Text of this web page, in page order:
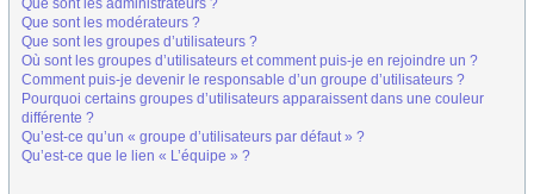
Que sont les administrateurs ?
Que sont les modérateurs ?
Que sont les groupes d’utilisateurs ?
Où sont les groupes d’utilisateurs et comment puis-je en rejoindre un ?
Comment puis-je devenir le responsable d’un groupe d’utilisateurs ?
Pourquoi certains groupes d’utilisateurs apparaissent dans une couleur
différente ?
Qu’est-ce qu’un « groupe d’utilisateurs par défaut » ?
Qu’est-ce que le lien « L’équipe » ?